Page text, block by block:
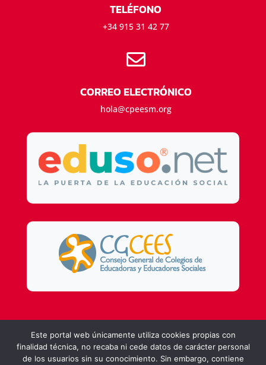
TELÉFONO
+34 915 31 42 77

CORREO ELECTRÓNICO
hola@cpeesm.org
Design byDSMG
Este portal web únicamente utiliza cookies propias con
finalidad técnica, no recaba ni cede datos de carácter personal
de los usuarios sin su conocimiento. Sin embargo, contiene